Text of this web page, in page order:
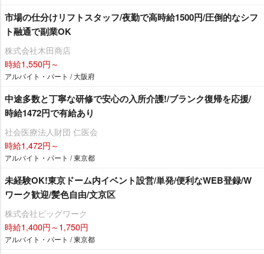
市場の仕分けリフトスタッフ/夜勤で高時給1500円/圧倒的なシフ
ト融通で副業OK
株式会社木田商店
時給1,550円～
アルバイト・パート / 大阪府
中途多数と丁寧な研修で安心の入所介護!/ブランク復帰を応援/
時給1472円で有給あり
社会医療法人財団 仁医会
時給1,472円～
アルバイト・パート / 東京都
未経験OK!東京ドーム内イベント設営/単発/便利なWEB登録/W
ワーク歓迎/髪色自由/文京区
株式会社ビッグワーク
時給1,400円～1,750円
アルバイト・パート / 東京都